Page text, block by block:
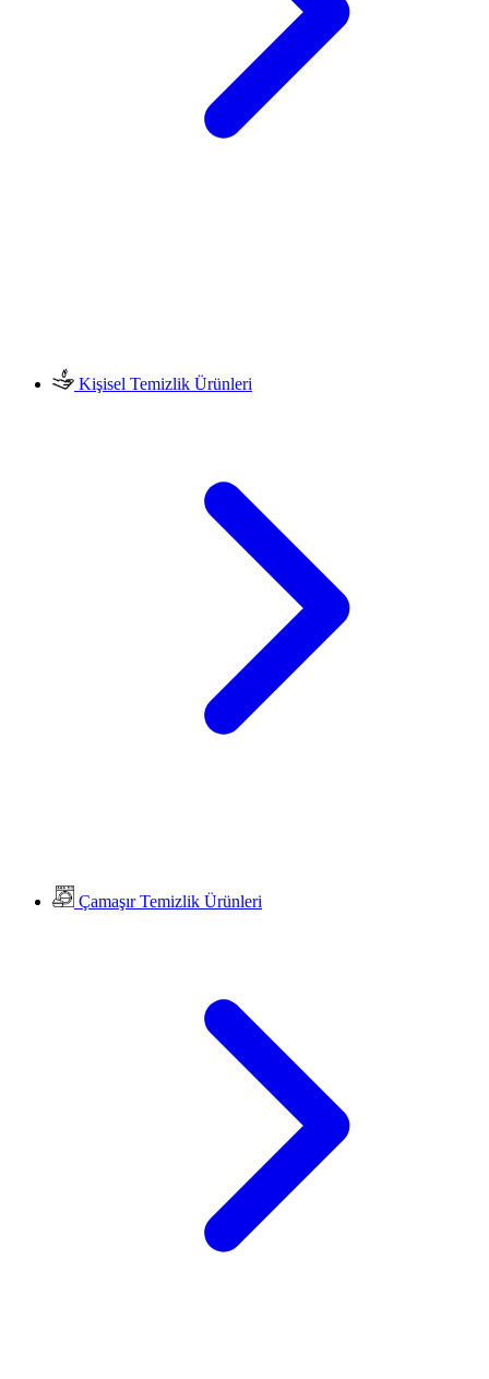
Kişisel Temizlik Ürünleri
Çamaşır Temizlik Ürünleri